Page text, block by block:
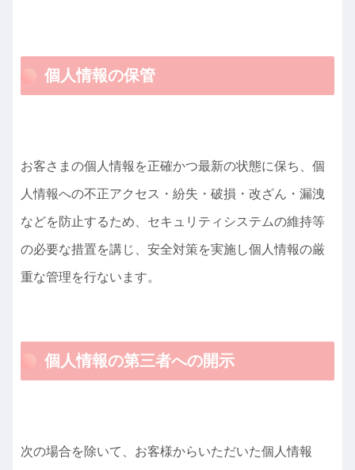
個人情報の保管
お客さまの個人情報を正確かつ最新の状態に保ち、個
人情報への不正アクセス・紛失・破損・改ざん・漏洩
などを防止するため、セキュリティシステムの維持等
の必要な措置を講じ、安全対策を実施し個人情報の厳
重な管理を行ないます。
個人情報の第三者への開示
次の場合を除いて、お客様からいただいた個人情報